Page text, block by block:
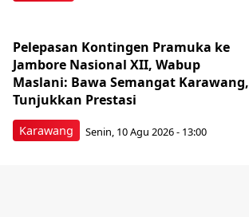
Karawang
Pelepasan Kontingen Pramuka ke
Jambore Nasional XII, Wabup
Maslani: Bawa Semangat Karawang,
Tunjukkan Prestasi
Senin, 10 Agu 2026 - 13:00